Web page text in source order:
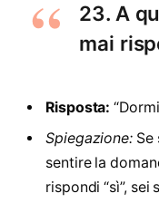
23. A
mai
Risposta:
Spiegazione: Se
sentire la
rispondi “sì”,